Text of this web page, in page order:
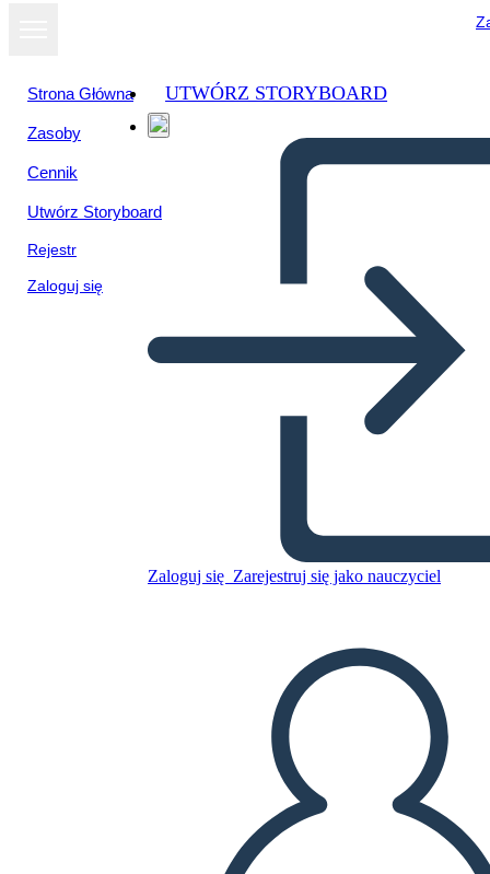
Strona Główna
Zasoby
Cennik
Utwórz Storyboard
Rejestr
Zaloguj się
UTWÓRZ STORYBOARD
Zaloguj się Zarejestruj się jako nauczyciel
ODTWARZANIE POKAZU SLAJDÓW
PRZECZYTAJ MI